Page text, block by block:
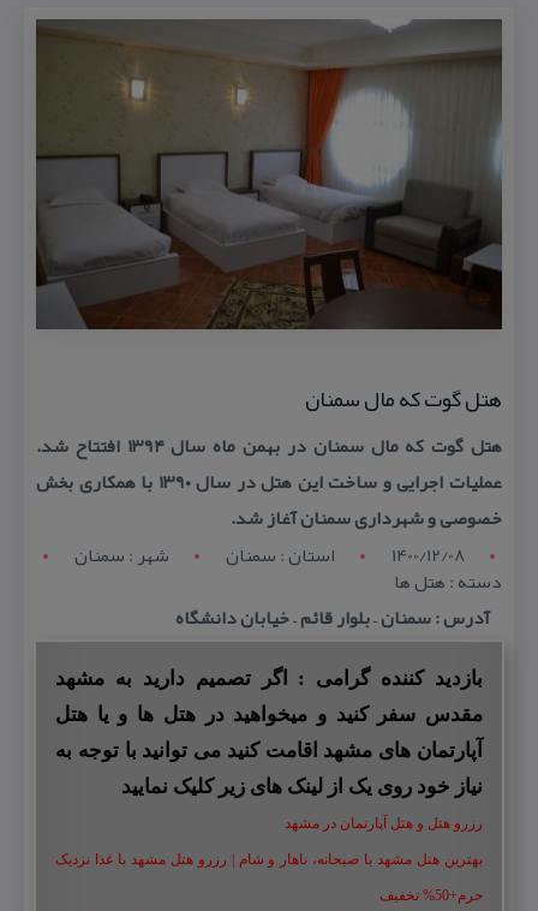
هتل گوت كه مال سمنان
هتل گوت كه مال سمنان در بهمن ماه سال ۱۳۹۴ افتتاح شد.
عملیات اجرایی و ساخت این هتل در سال ۱۳۹۰ با همكاری بخش
خصوصی و شهرداری سمنان آغاز شد.
1400/12/08
استان : سمنان شهر : سمنان
دسته : هتل ها
آدرس : سمنان – بلوار قائم – خیابان دانشگاه
بازدید کننده گرامی : اگر تصمیم دارید به مشهد
مقدس سفر کنید و میخواهید در هتل ها و یا هتل
آپارتمان های مشهد اقامت کنید می توانید با توجه به
نیاز خود روی یک از لینک های زیر کلیک نمایید
رزرو هتل و هتل آپارتمان در مشهد
بهترین هتل مشهد با صبحانه، ناهار و شام | رزرو هتل مشهد با غذا نزدیک
حرم+50% تخفیف